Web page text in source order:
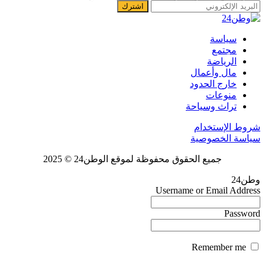
سياسة
مجتمع
الرياضة
مال وأعمال
خارج الحدود
منوعات
تراث وسياحة
شروط الإستخدام
سياسة الخصوصية
جميع الحقوق محفوظة لموقع الوطن24 © 2025
وطن24
Username or Email Address
Password